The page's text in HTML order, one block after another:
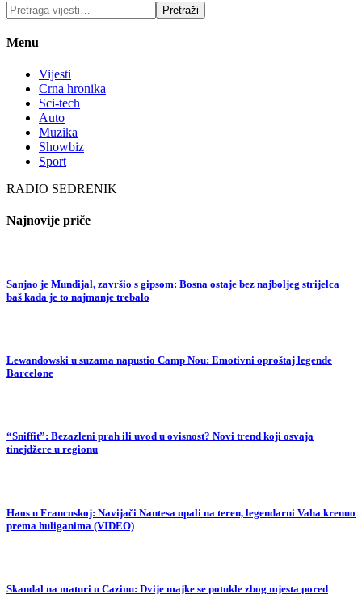
Menu
Vijesti
Crna hronika
Sci-tech
Auto
Muzika
Showbiz
Sport
RADIO SEDRENIK
Najnovije priče
Sanjao je Mundijal, završio s gipsom: Bosna ostaje bez najboljeg strijelca
baš kada je to najmanje trebalo
Lewandowski u suzama napustio Camp Nou: Emotivni oproštaj legende
Barcelone
“Sniffit”: Bezazleni prah ili uvod u ovisnost? Novi trend koji osvaja
tinejdžere u regionu
Haos u Francuskoj: Navijači Nantesa upali na teren, legendarni Vaha krenuo
prema huliganima (VIDEO)
Skandal na maturi u Cazinu: Dvije majke se potukle zbog mjesta pored